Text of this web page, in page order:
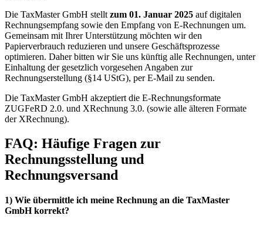
Die TaxMaster GmbH stellt zum 01. Januar 2025 auf digitalen
Rechnungsempfang sowie den Empfang von E-Rechnungen um.
Gemeinsam mit Ihrer Unterstützung möchten wir den
Papierverbrauch reduzieren und unsere Geschäftsprozesse
optimieren. Daher bitten wir Sie uns künftig alle Rechnungen, unter
Einhaltung der gesetzlich vorgesehen Angaben zur
Rechnungserstellung (§14 UStG), per E-Mail zu senden.
Die TaxMaster GmbH akzeptiert die E-Rechnungsformate
ZUGFeRD 2.0. und XRechnung 3.0. (sowie alle älteren Formate
der XRechnung).
FAQ: Häufige Fragen zur
Rechnungsstellung und
Rechnungsversand
1) Wie übermittle ich meine Rechnung an die TaxMaster
GmbH korrekt?